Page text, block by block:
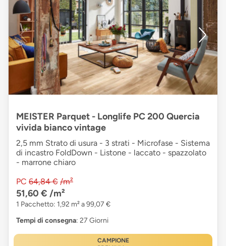
MEISTER Parquet - Longlife PC 200 Quercia
vivida bianco vintage
2,5 mm Strato di usura - 3 strati - Microfase - Sistema
di incastro FoldDown - Listone - laccato - spazzolato
- marrone chiaro
PC 64,84 € /m²
51,60 € /m²
1 Pacchetto: 1,92 m² a 99,07 €
Tempi di consegna: 27 Giorni
CAMPIONE